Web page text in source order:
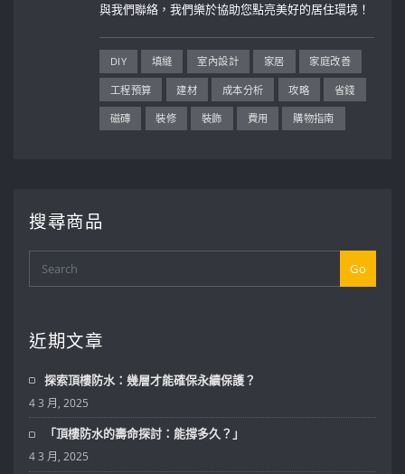
與我們聯絡，我們樂於協助您點亮美好的居住環境！
DIY 填縫 室內設計 家居 家庭改善
工程預算 建材 成本分析 攻略 省錢
磁磚 裝修 裝飾 費用 購物指南
搜尋商品
Go
近期文章
探索頂樓防水：幾層才能確保永續保護？
4 3 月, 2025
「頂樓防水的壽命探討：能撐多久？」
4 3 月, 2025